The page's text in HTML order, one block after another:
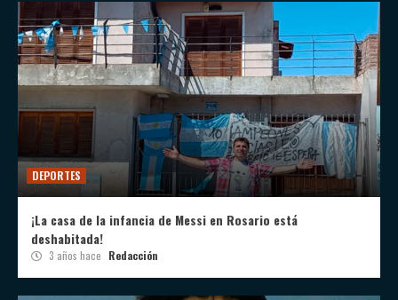
DEPORTES
¡La casa de la infancia de Messi en Rosario está
deshabitada!
3 años hace Redacción